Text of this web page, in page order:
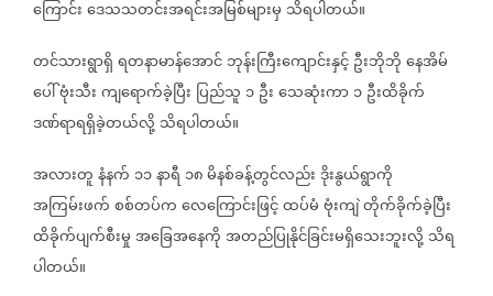
ကြောင်းဒေသသတင်းအရင်းအမြစ်များမှ သိရပါတယ်။
တင်သားရွာရှိရတနာမာန်အောင်ဘုန်းကြီးကျောင်းနှင့်ဦးဘိုဘိုနေအိမ်
ပေါ်ဗုံးသီးကျရောက်ခဲ့ပြီး ပြည်သူ ၁ဦးသေဆုံးကာ၁ဦးထိခိုက်
ဒဏ်ရာရရှိခဲ့တယ်လို့သိရပါတယ်။
အလားတူနံနက် ၁၁နာရီ ၁၈မိနစ်ခန့်တွင်လည်းဒိုးနွယ်ရွာကို
အကြမ်းဖက်စစ်တပ်ကလေကြောင်းဖြင့်ထပ်မံဗုံးကျဲတိုက်ခိုက်ခဲ့ပြီး
ထိခိုက်ပျက်စီးမှုအခြေအနေကိုအတည်ပြုနိုင်ခြင်းမရှိသေးဘူးလို့သိရ
ပါတယ်။